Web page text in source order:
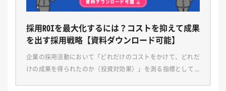
採用ROIを最大化するには？コストを抑えて成果
を出す採用戦略【資料ダウンロード可能】
企業の採用活動において「どれだけのコストをかけて、どれだ
けの成果を得られたのか（投資対効果）」を測る指標として注